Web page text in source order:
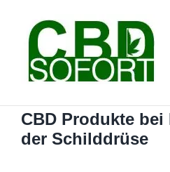
springen
CBD Produkte
der Schilddrüse